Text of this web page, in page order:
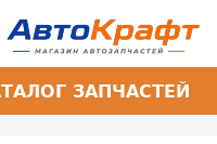
ЗАПЧАСТЕЙ